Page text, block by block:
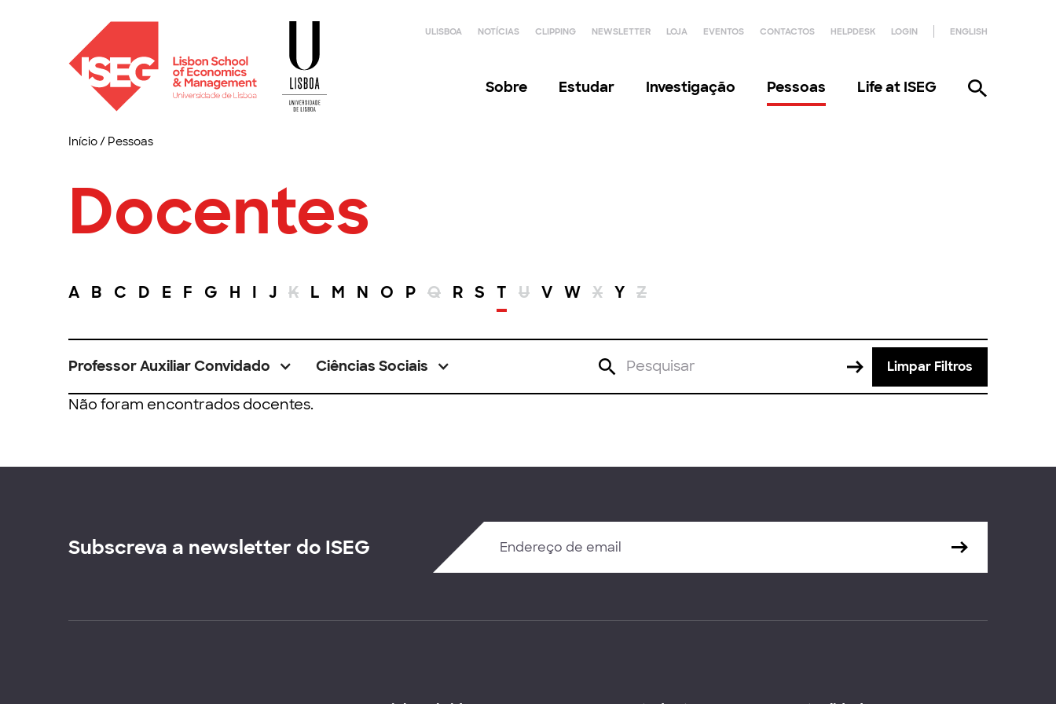
ULISBOA NOTÍCIAS CLIPPING NEWSLETTER LOJA EVENTOS CONTACTOS HELPDESK LOGIN ENGLISH
Sobre Estudar Investigação Pessoas Life at ISEG
Início/ Pessoas
Docentes
A B C D E F G H I J K L M N O P Q R S T U V W X Y Z
Professor Auxiliar Convidado Ciências Sociais Limpar Filtros
Não foram encontrados docentes.
Subscreva a newsletter do ISEG